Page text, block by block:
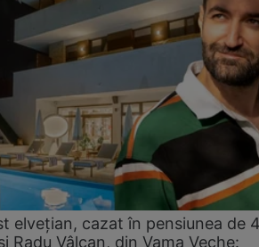
elvețian, cazat în pensiunea de
Radu Vâlcan, din Vama Veche: